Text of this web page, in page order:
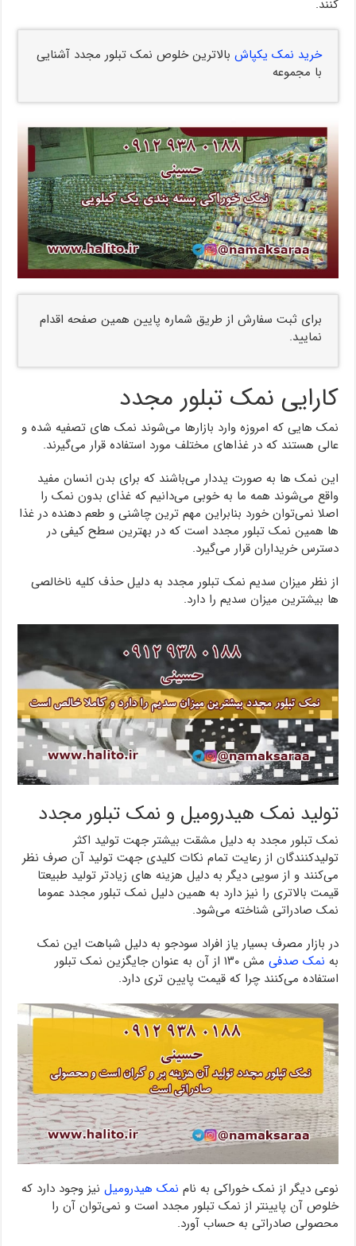
کنند.
خرید نمک یکپاش بالاترین خلوص نمک تبلور مجدد آشنایی
با مجموعه
برای ثبت سفارش از طریق شماره پایین همین صفحه اقدام
نمایید.
کارایی نمک تبلور مجدد
نمک هایی که امروزه وارد بازارها می‌شوند نمک های تصفیه شده و
عالی هستند که در غذاهای مختلف مورد استفاده قرار می‌گیرند.
این نمک ها به صورت یددار می‌باشند که برای بدن انسان مفید
واقع می‌شوند همه ما به خوبی می‌دانیم که غذای بدون نمک را
اصلا نمی‌توان خورد بنابراین مهم ترین چاشنی و طعم دهنده در غذا
ها همین نمک تبلور مجدد است که در بهترین سطح کیفی در
دسترس خریداران قرار می‌گیرد.
از نظر میزان سدیم نمک تبلور مجدد به دلیل حذف کلیه ناخالصی
ها بیشترین میزان سدیم را دارد.
تولید نمک هیدرومیل و نمک تبلور مجدد
نمک تبلور مجدد به دلیل مشقت بیشتر جهت تولید اکثر
تولیدکنندگان از رعایت تمام نکات کلیدی جهت تولید آن صرف نظر
می‌کنند و از سویی دیگر به دلیل هزینه های زیادتر تولید طبیعتا
قیمت بالاتری را نیز دارد به همین دلیل نمک تبلور مجدد عموما
نمک صادراتی شناخته می‌شود.
در بازار مصرف بسیار یاز افراد سودجو به دلیل شباهت این نمک
به نمک صدفی
مش ۱۳۰ از آن به عنوان جایگزین نمک تبلور
استفاده می‌کنند چرا که قیمت پایین تری دارد.
نوعی دیگر از نمک خوراکی به نام نمک هیدرومیل نیز وجود دارد که
خلوص آن پایینتر از نمک تبلور مجدد است و نمی‌توان آن را
محصولی صادراتی به حساب آورد.